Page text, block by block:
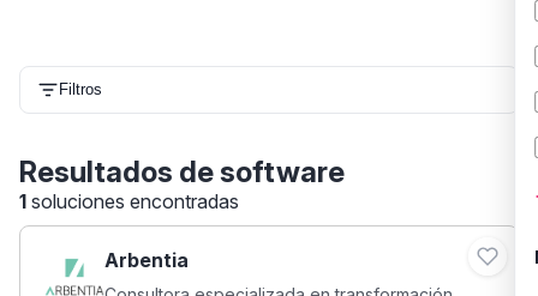
Filtros
Resultados de software
1 soluciones encontradas
Arbentia